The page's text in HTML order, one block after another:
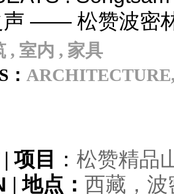
声 —— 松赞波密
, 室内 , 家具
| 项目 ： 松赞精品
| 地点 ： 西藏，波